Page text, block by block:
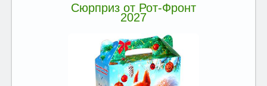
Сюрприз от Рот-Фронт
2027